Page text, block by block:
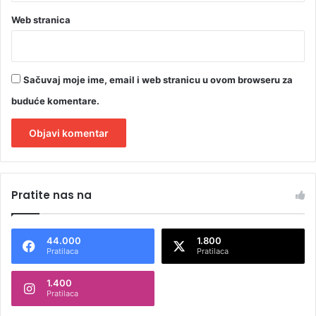
P
D
P
a
Web stranica
Sačuvaj moje ime, email i web stranicu u ovom browseru za
buduće komentare.
t
n
t
Pratite nas na
44.000
Pratilaca
1.800
Pratilaca
1.400
Pratilaca